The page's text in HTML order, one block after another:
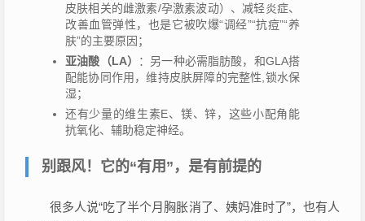
皮肤相关的雌激素/孕激素波动）、减轻炎症、
改善血管弹性，也是它被吹爆“调经”“抗痘”“养
肤”的主要原因；
亚油酸（LA）
：另一种必需脂肪酸，和GLA搭
配能协同作用，维持皮肤屏障的完整性,锁水保
湿；
还有少量的维生素E、镁、锌，这些小配角能
抗氧化、辅助稳定神经。
别跟风！它的“有用”，是有前提的
很多人说“吃了半个月胸胀消了、姨妈准时了”，也有人